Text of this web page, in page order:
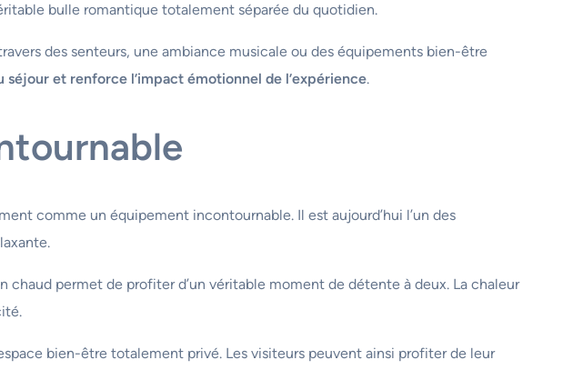
bulle romantique totalement séparée du quotidien.
des senteurs, une ambiance musicale ou des équipements bien-être
et renforce l’impact émotionnel de l’expérience.
comme un équipement incontournable. Il est aujourd’hui l’un des
chaud permet de profiter d’un véritable moment de détente à deux. La chaleur
bien-être totalement privé. Les visiteurs peuvent ainsi profiter de leur